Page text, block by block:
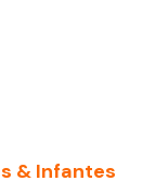
& Infantes